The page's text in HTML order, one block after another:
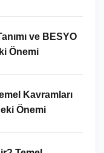
ve BESYO
Önemi
Kavramları
Önemi